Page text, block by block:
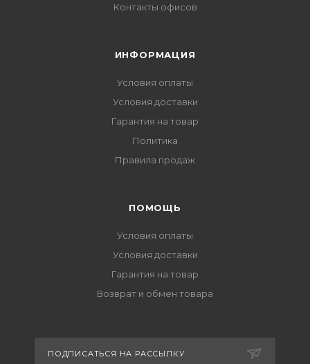
Контакты офисов
ИНФОРМАЦИЯ
Условия оплаты
Условия доставки
Гарантия на товар
Политика
Правила продаж
ПОМОЩЬ
Условия оплаты
Условия доставки
Гарантия на товар
Возврат и обмен товара
ПОДПИСАТЬСЯ НА РАССЫЛКУ